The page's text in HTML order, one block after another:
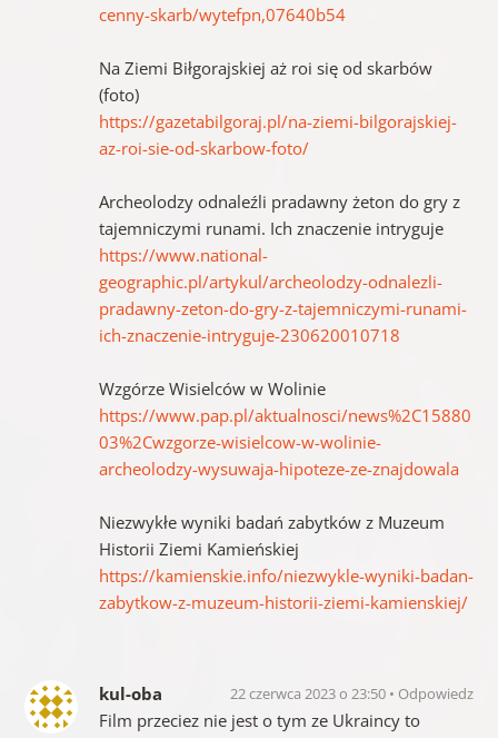
cenny-skarb/wytefpn,07640b54
Na Ziemi Biłgorajskiej aż roi się od skarbów
(foto)
https://gazetabilgoraj.pl/na-ziemi-bilgorajskiej-
az-roi-sie-od-skarbow-foto/
Archeolodzy odnaleźli pradawny żeton do gry z
tajemniczymi runami. Ich znaczenie intryguje
https://www.national-
geographic.pl/artykul/archeolodzy-odnalezli-
pradawny-zeton-do-gry-z-tajemniczymi-runami-
ich-znaczenie-intryguje-230620010718
Wzgórze Wisielców w Wolinie
https://www.pap.pl/aktualnosci/news%2C15880
03%2Cwzgorze-wisielcow-w-wolinie-
archeolodzy-wysuwaja-hipoteze-ze-znajdowala
Niezwykłe wyniki badań zabytków z Muzeum
Historii Ziemi Kamieńskiej
https://kamienskie.info/niezwykle-wyniki-badan-
zabytkow-z-muzeum-historii-ziemi-kamienskiej/
kul-oba 22 czerwca 2023 o 23:50 Odpowiedz
Film przeciez nie jest o tym ze Ukraincy to